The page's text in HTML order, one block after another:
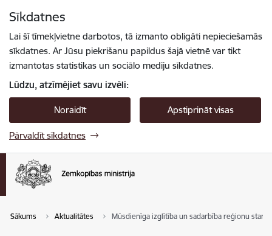
Sīkdatnes
Lai šī tīmekļvietne darbotos, tā izmanto obligāti nepieciešamās
sīkdatnes. Ar Jūsu piekrišanu papildus šajā vietnē var tikt
izmantotas statistikas un sociālo mediju sīkdatnes.
Lūdzu, atzīmējiet savu izvēli:
Noraidīt Apstiprināt visas
Pārvaldīt sīkdatnes
Sākums Aktualitātes Mūsdienīga izglītība un sadarbība reģionu